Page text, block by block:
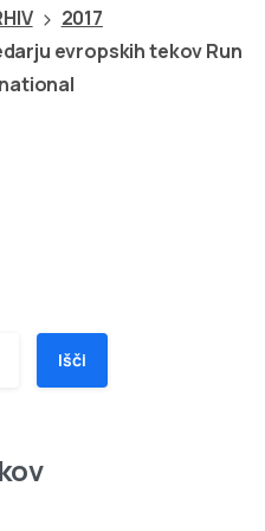
2017
evropskih tekov Run
Išči